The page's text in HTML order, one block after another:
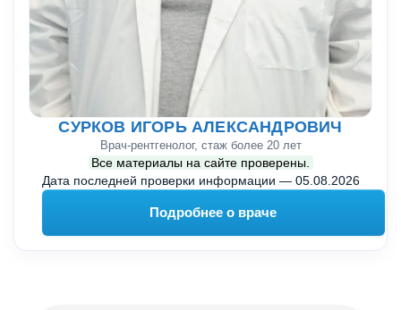
СУРКОВ ИГОРЬ АЛЕКСАНДРОВИЧ
Врач-рентгенолог, стаж более 20 лет
Все материалы на сайте проверены.
Дата последней проверки информации — 05.08.2026
Подробнее о враче